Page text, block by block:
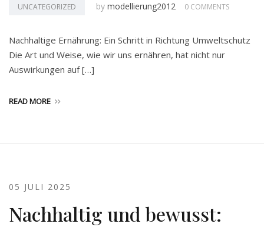
UNCATEGORIZED by modellierung2012 0 COMMENTS
Nachhaltige Ernährung: Ein Schritt in Richtung Umweltschutz
Die Art und Weise, wie wir uns ernähren, hat nicht nur
Auswirkungen auf […]
READ MORE
05 JULI 2025
Nachhaltig und bewusst: